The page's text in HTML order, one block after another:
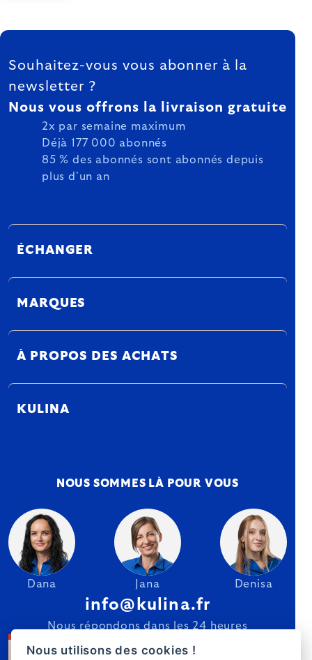
FOOTER
Souhaitez-vous vous abonner à la
newsletter ?
Nous vous offrons la livraison gratuite
2x par semaine maximum
Déjà 177 000 abonnés
85 % des abonnés sont abonnés depuis
plus d'un an
ÉCHANGER
MARQUES
À PROPOS DES ACHATS
KULINA
NOUS SOMMES LÀ POUR VOUS
Dana Jana Denisa
info@kulina.fr
Nous répondons dans les 24 heures
Nous utilisons des cookies !